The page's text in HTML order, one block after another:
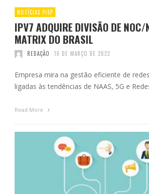
NOTÍCIAS PISP
IPV7 ADQUIRE DIVISÃO DE NOC/
MATRIX DO BRASIL
REDAÇÃO 16 DE MARÇO DE 2022
Empresa mira na gestão eficiente de
ligadas às tendências de NAAS, 5G e
Read More